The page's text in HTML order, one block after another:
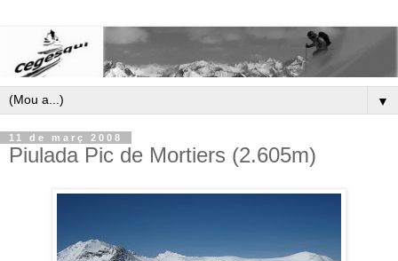
▼
11 de març 2008
Piulada Pic de Mortiers (2.605m)